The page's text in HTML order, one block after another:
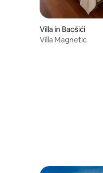
Villa in Baošići
Villa Magnetic